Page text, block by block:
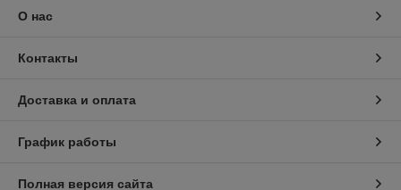
О нас
Контакты
Доставка и оплата
График работы
Полная версия сайта